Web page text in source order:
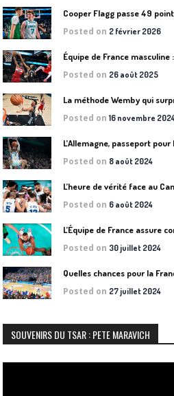
Cooper Flagg passe 49
Posted on 2 février 2026
Équipe de France
Posted on 26 août 2025
La méthode Wemby qui
Posted on16 novembre
L’Allemagne, passeport
Posted on 8 août 2024
L’heure de vérité face au
Posted on 6 août 2024
L’Équipe de France assure
Posted on 30 juillet 2024
Quelles chances pour la
Posted on 27 juillet 2024
SOUVENIRS DU TSAR : PETE MARAVICH